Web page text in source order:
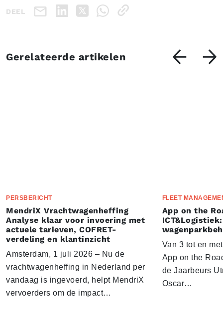
DEEL
Gerelateerde artikelen
PERSBERICHT
MendriX Vrachtwagenheffing
Analyse klaar voor invoering met
actuele tarieven, COFRET-
verdeling en klantinzicht
Amsterdam, 1 juli 2026 – Nu de
vrachtwagenheffing in Nederland per
vandaag is ingevoerd, helpt MendriX
vervoerders om de impact…
FLEET
App on the
Van 3 tot en
App on the
de Jaarbeurs
Oscar…